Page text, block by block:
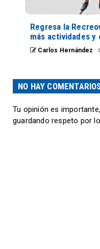
Regresa la
más actividades
Carlos Hernández
NO HAY
Tu opinión es
guardando respeto por